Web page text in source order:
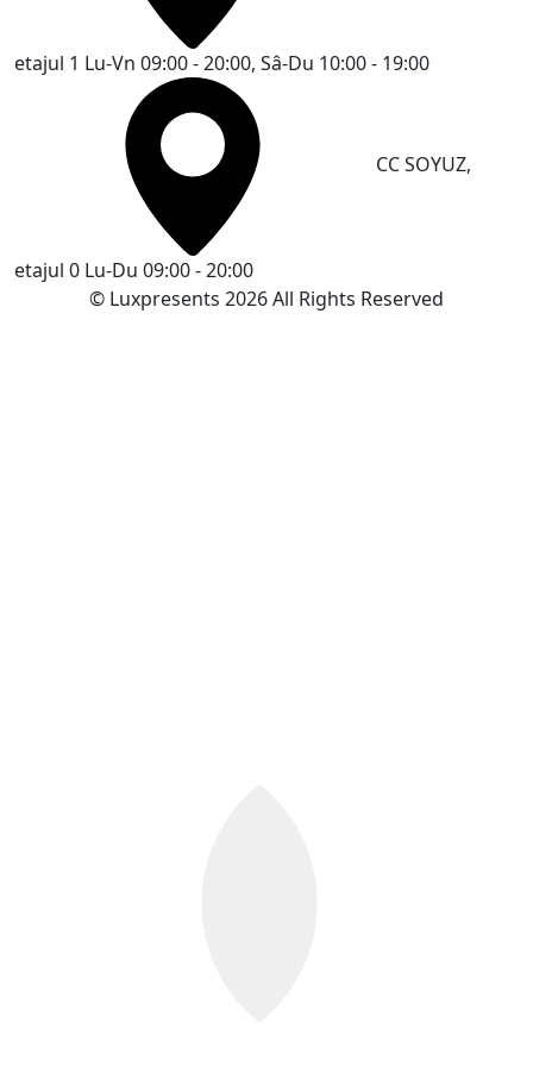
etajul 1 Lu-Vn 09:00 - 20:00, Sâ-Du 10:00 - 19:00
CC SOYUZ,
etajul 0 Lu-Du 09:00 - 20:00
© Luxpresents 2026 All Rights Reserved